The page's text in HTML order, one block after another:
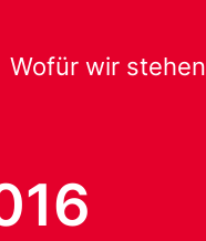
Wofür wir stehen